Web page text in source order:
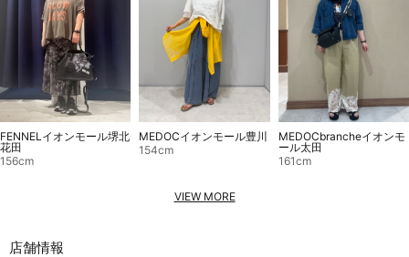
FENNELイオンモール堺北
花田
156cm
MEDOCイオンモール豊川
154cm
MEDOCbrancheイオンモ
ール太田
161cm
VIEW MORE
店舗情報